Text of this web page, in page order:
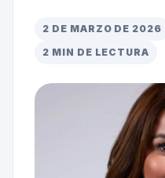
2 DE MARZO DE 2026
2 MIN DE LECTURA